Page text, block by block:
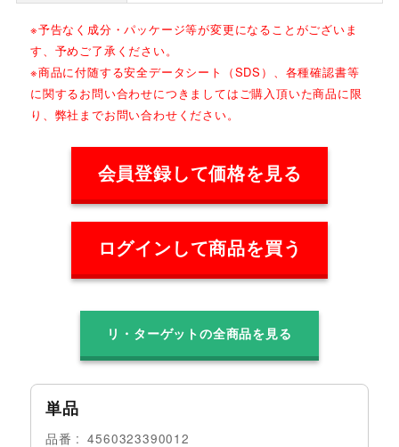
※予告なく成分・パッケージ等が変更になることがございま
す、予めご了承ください。
※商品に付随する安全データシート（SDS）、各種確認書等
に関するお問い合わせにつきましてはご購入頂いた商品に限
り、弊社までお問い合わせください。
会員登録して価格を見る
ログインして商品を買う
リ・ターゲットの全商品を見る
単品
品番 4560323390012